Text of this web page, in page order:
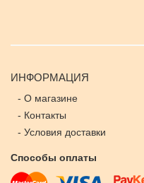
ИНФОРМАЦИЯ
- О магазине
- Контакты
- Условия доставки
Способы оплаты